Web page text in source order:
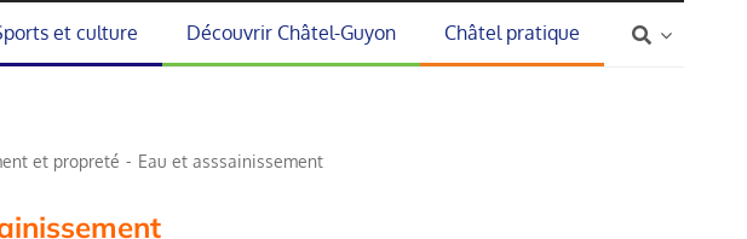
et culture Découvrir Châtel-Guyon Châtel pratique
et propreté Eau et asssainissement